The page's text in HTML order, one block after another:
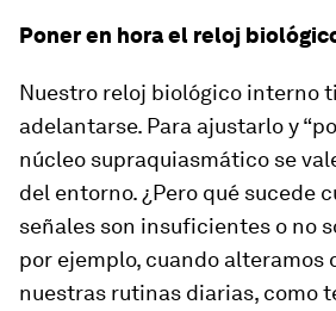
Poner en hora el reloj
Nuestro reloj biológico interno
adelantarse. Para ajustarlo y
núcleo supraquiasmático se
del entorno. ¿Pero qué sucede
señales son insuficientes o no
por ejemplo, cuando alteramos
nuestras rutinas diarias, como